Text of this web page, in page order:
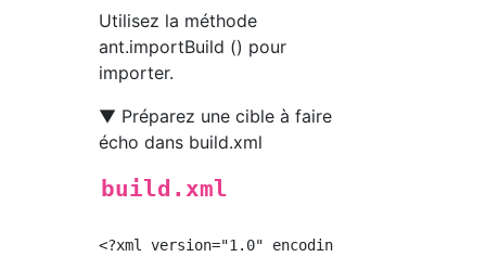
Utilisez la méthode
ant.importBuild () pour
importer.
▼ Préparez une cible à faire
écho dans build.xml
build.xml
<?xml version="1.0" encoding="utf-8" ?>